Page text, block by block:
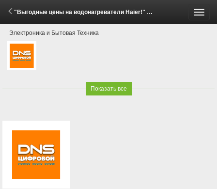
"Выгодные цены на водонагреватели Haier!" (19 Мая - 4 Июня 2026)
Электроника и Бытовая Техника
Показать все